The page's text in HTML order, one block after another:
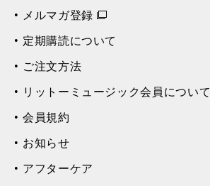
メルマガ登録
定期購読について
ご注文方法
リットーミュージック会員について
会員規約
お知らせ
アフターケア